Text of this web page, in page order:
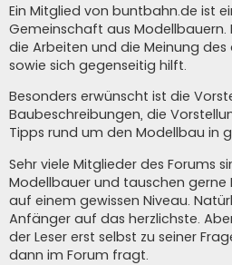
Ein Mitglied von buntbahn.de ist
Gemeinschaft aus Modellbauern.
die Arbeiten und die Meinung
sowie sich gegenseitig hilft.
Besonders erwünscht ist die
Baubeschreibungen, die
Tipps rund um den Modellbau in
Sehr viele Mitglieder des Forums
Modellbauer und tauschen gerne
auf einem gewissen Niveau.
Anfänger auf das herzlichste.
der Leser erst selbst zu seiner
dann im Forum fragt.